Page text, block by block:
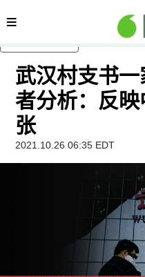
内容分类
武汉村支书
者分析：反
张
2021.10.26 06:35 EDT